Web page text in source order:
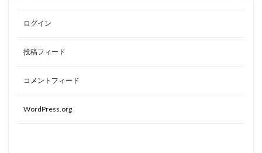
ログイン
投稿フィード
コメントフィード
WordPress.org